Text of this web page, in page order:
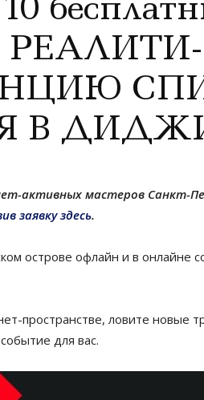
РЕАЛИТИ-
В
активных мастеров Санкт-
заявку здесь.
острове офлайн и в онлайне
пространстве, ловите новые
для вас.